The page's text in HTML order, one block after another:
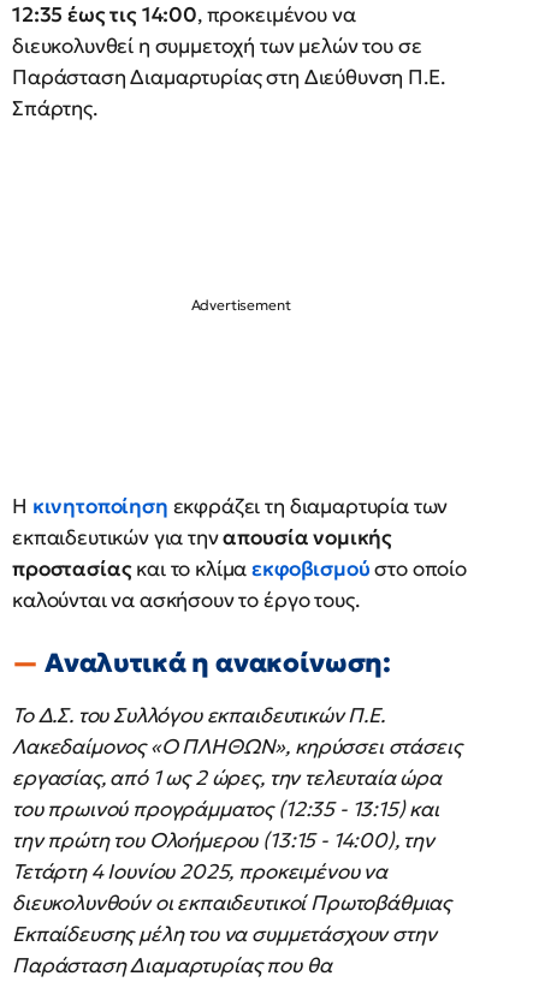
12:35 έως τις 14:00, προκειμένου να
διευκολυνθεί η συμμετοχή των μελών του σε
Παράσταση Διαμαρτυρίας στη Διεύθυνση Π.Ε.
Σπάρτης.
Η κινητοποίηση εκφράζει τη διαμαρτυρία των
εκπαιδευτικών για τηναπουσία νομικής
προστασίαςκαι το κλίμαεκφοβισμούστο οποίο
καλούνται να ασκήσουν το έργο τους.
Αναλυτικά η ανακοίνωση:
Το Δ.Σ. του Συλλόγου εκπαιδευτικών Π.Ε.
Λακεδαίμονος «Ο ΠΛΗΘΩΝ», κηρύσσει στάσεις
εργασίας, από 1 ως 2 ώρες, την τελευταία ώρα
του πρωινού προγράμματος (12:35 - 13:15) και
την πρώτη του Ολοήμερου (13:15 - 14:00), την
Τετάρτη 4 Ιουνίου 2025, προκειμένου να
διευκολυνθούν οι εκπαιδευτικοί Πρωτοβάθμιας
Εκπαίδευσης μέλη του να συμμετάσχουν στην
Παράσταση Διαμαρτυρίας που θα